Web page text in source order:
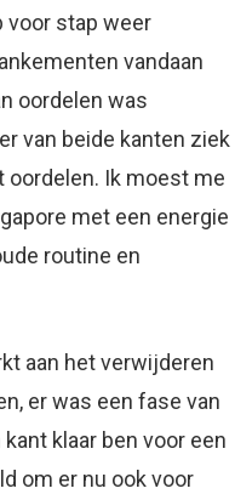
voor stap weer
vandaan
oordelen was
van beide kanten ziek
oordelen. Ik moest me
met een energie
routine en
aan het verwijderen
er was een fase van
klaar ben voor een
om er nu ook voor